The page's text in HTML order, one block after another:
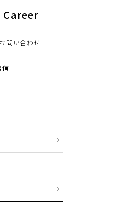
Career
い合わせ
信